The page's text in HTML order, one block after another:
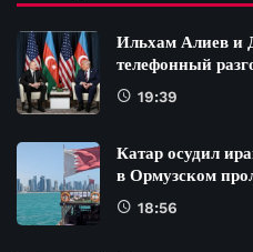
Ильхам Алиев и
телефонный
19:39
Катар осудил
в Ормузском
18:56